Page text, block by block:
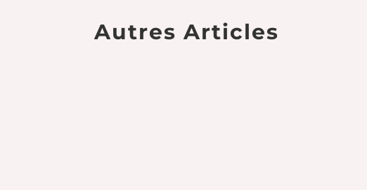
Autres Articles